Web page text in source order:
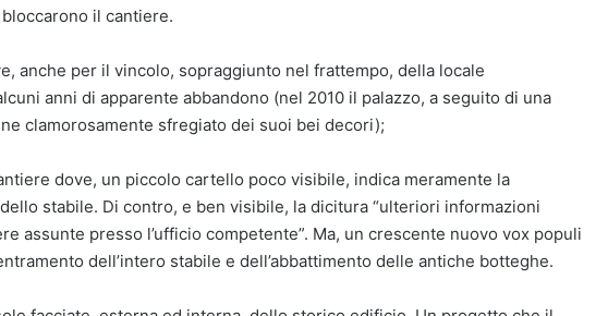
il cantiere.
anche per il vincolo, sopraggiunto nel frattempo, della locale
anni di apparente abbandono (nel 2010 il palazzo, a seguito di una
clamorosamente sfregiato dei suoi bei decori);
dove, un piccolo cartello poco visibile, indica meramente la
stabile. Di contro, e ben visibile, la dicitura “ulteriori informazioni
assunte presso l’ufficio competente”. Ma, un crescente nuovo vox populi
dell’intero stabile e dell’abbattimento delle antiche botteghe.